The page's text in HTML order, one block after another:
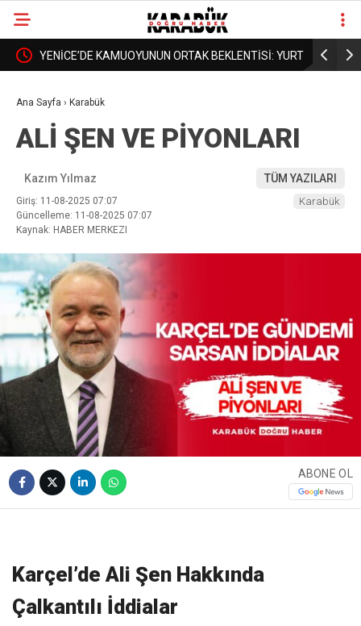
YENİCE’DE KAMUOYUNUN ORTAK BEKLENTİSİ: YURT
Ana Sayfa › Karabük
ALİ ŞEN VE PİYONLARI
Kazım Yılmaz TÜM YAZILARI
Giriş: 11-08-2025 07:07
Güncelleme: 11-08-2025 07:07
Kaynak: HABER MERKEZI
Karabük
ABONE OL
Karçel’de Ali Şen Hakkında
Çalkantılı İddialar